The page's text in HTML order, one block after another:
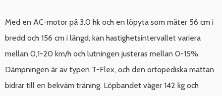
Med en AC-motor på 3.0 hk och en löpyta som mäter 56 cm i
bredd och 156 cm i längd, kan hastighetsintervallet variera
mellan 0,1-20 km/h och lutningen justeras mellan 0-15%.
Dämpningen är av typen T-Flex, och den ortopediska mattan
bidrar till en bekväm träning. Löpbandet väger 142 kg och